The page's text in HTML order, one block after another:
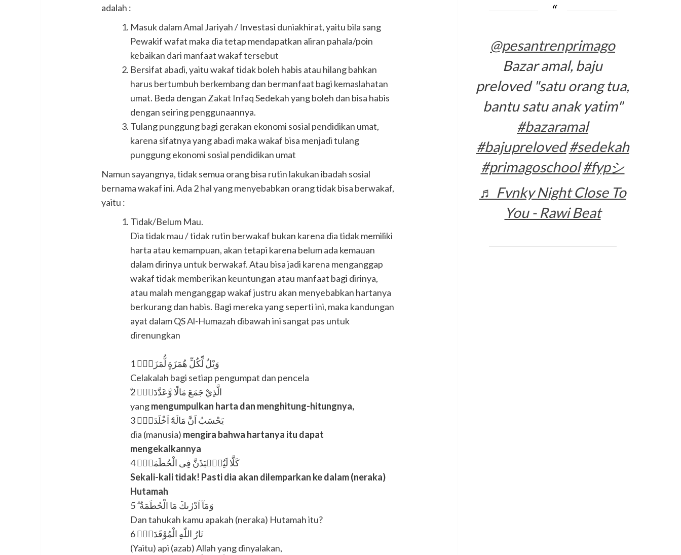
adalah :
Masuk dalam Amal Jariyah / Investasi duniakhirat, yaitu bila sang
Pewakif wafat maka dia tetap mendapatkan aliran pahala/poin
kebaikan dari manfaat wakaf tersebut
Bersifat abadi, yaitu wakaf tidak boleh habis atau hilang bahkan
harus bertumbuh berkembang dan bermanfaat bagi kemaslahatan
umat. Beda dengan Zakat Infaq Sedekah yang boleh dan bisa habis
dengan seiring penggunaannya.
Tulang punggung bagi gerakan ekonomi sosial pendidikan umat,
karena sifatnya yang abadi maka wakaf bisa menjadi tulang
punggung ekonomi sosial pendidikan umat
Namun sayangnya, tidak semua orang bisa rutin lakukan ibadah sosial
bernama wakaf ini. Ada 2 hal yang menyebabkan orang tidak bisa berwakaf,
yaitu :
Tidak/Belum Mau.
Dia tidak mau / tidak rutin berwakaf bukan karena dia tidak memiliki
harta atau kemampuan, akan tetapi karena belum ada kemauan
dalam dirinya untuk berwakaf. Atau bisa jadi karena menganggap
wakaf tidak memberikan keuntungan atau manfaat bagi dirinya,
atau malah menganggap wakaf justru akan menyebabkan hartanya
berkurang dan habis. Bagi mereka yang seperti ini, maka kandungan
ayat dalam QS Al-Humazah dibawah ini sangat pas untuk
direnungkan
وَيْلٌ لِّكُلِّ هُمَزَةٍ لُّمَزَةٍۙ 1
Celakalah bagi setiap pengumpat dan pencela
ۨالَّذِيْ جَمَعَ مَالًا وَّعَدَّدَهٗۙ 2
yangmengumpulkan harta dan menghitung-hitungnya,
يَحْسَبُ اَنَّ مَالَهٗٓ اَخْلَدَهٗۚ 3
dia (manusia) mengira bahwa hartanya itu dapat
mengekalkannya
كَلَّا لَيُنْۢبَذَنَّ فِى الْحُطَمَةِۖ 4
Sekali-kali tidak! Pasti dia akan dilemparkan ke dalam (neraka)
Hutamah
وَمَآ اَدْرٰىكَ مَا الْحُطَمَةُ ۗ 5
Dan tahukah kamu apakah (neraka) Hutamah itu?
نَارُ اللّٰهِ الْمُوْقَدَةُۙ 6
(Yaitu) api (azab) Allah yang dinyalakan,
@pesantrenprimago
Bazar amal, baju
preloved "satu orang tua,
bantu satu anak yatim"
#bazaramal
#bajupreloved #sedekah
#primagoschool #fypシ
♬ Fvnky Night Close To
You - Rawi Beat